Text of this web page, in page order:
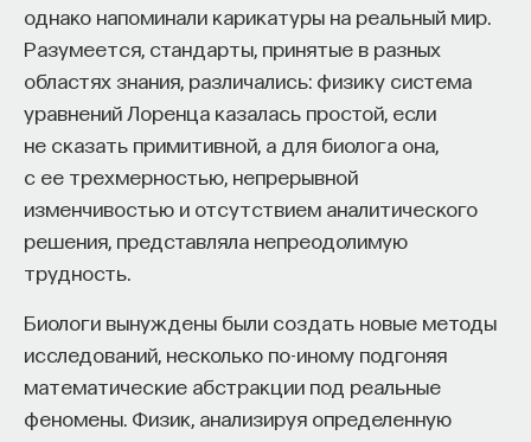
однако напоминали карикатуры на реальный мир.
Разумеется, стандарты, принятые в разных
областях знания, различались: физику система
уравнений Лоренца казалась простой, если
не сказать примитивной, а для биолога она,
с ее трехмерностью, непрерывной
изменчивостью и отсутствием аналитического
решения, представляла непреодолимую
трудность.
Биологи вынуждены были создать новые методы
исследований, несколько по-иному подгоняя
математические абстракции под реальные
феномены. Физик, анализируя определенную
ПОДДЕРЖАТЬ ПОСТНАУКУ
Если у вас есть набор элементарных действий —
двигаться вперед, назад — и вы постоянно
используете только их, то transfer learning,
то есть перенос знаний из предыдущей задачи
в новую, происходит очень долго. У вас нет
никаких заранее заготовленных правил
выполнения задачи, которые были бы более
длинные, чем эти элементарные действия.
В иерархическом обучении с подкреплением
задача состоит в том, чтобы запоминать
некоторые последовательности этих действий —
например, двигаться вперед, вперед, вперед,
а потом налево, — которые позволяют достичь